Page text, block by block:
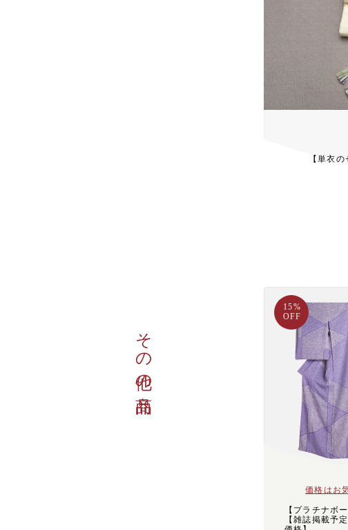
【単衣
その他の商品
価格はお
【プラチナボー
【雑誌掲載予
15%
OFF